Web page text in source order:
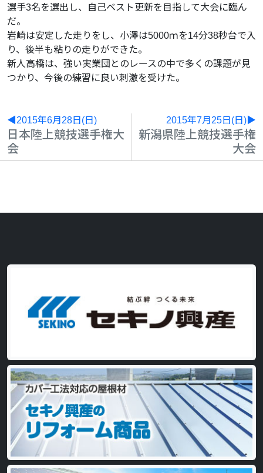
選手3名を選出し、自己ベスト更新を目指して大会に臨ん
だ。
岩崎は安定した走りをし、小澤は5000ｍを14分38秒台で入
り、後半も粘りの走りができた。
新人高橋は、強い実業団とのレースの中で多くの課題が見
つかり、今後の練習に良い刺激を受けた。
◀2015年6月28日(日)
日本陸上競技選手権大
会
2015年7月25日(日)▶
新潟県陸上競技選手権
大会